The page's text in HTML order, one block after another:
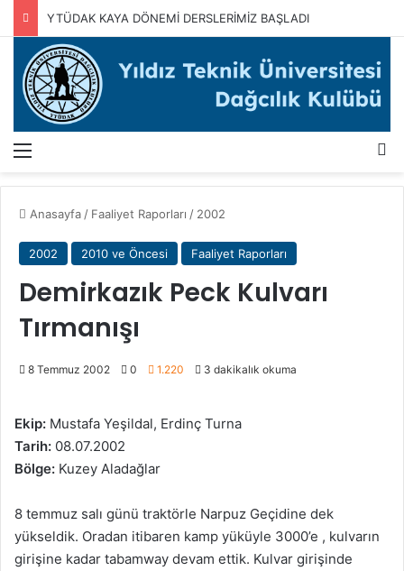
YTÜDAK KAYA DÖNEMİ DERSLERİMİZ BAŞLADI
Anasayfa / Faaliyet Raporları / 2002
2002 2010 ve Öncesi Faaliyet Raporları
Demirkazık Peck Kulvarı
Tırmanışı
8 Temmuz 2002 0 1.220 3 dakikalık okuma
Ekip: Mustafa Yeşildal, Erdinç Turna
Tarih: 08.07.2002
Bölge: Kuzey Aladağlar
8 temmuz salı günü traktörle Narpuz Geçidine dek
yükseldik. Oradan itibaren kamp yüküyle 3000’e , kulvarın
girişine kadar tabamway devam ettik. Kulvar girişinde